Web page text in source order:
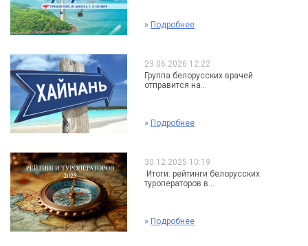
» Подробнее
23.06.2026 12:22
Группа белорусских врачей
отправится на...
» Подробнее
30.12.2025 10:19
Итоги: рейтинги белорусских
туроператоров в...
» Подробнее